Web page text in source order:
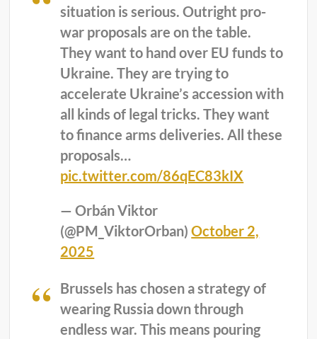
situation is serious. Outright pro-
war proposals are on the table.
They want to hand over EU funds to
Ukraine. They are trying to
accelerate Ukraine’s accession with
all kinds of legal tricks. They want
to finance arms deliveries. All these
proposals…
pic.twitter.com/86qEC83kIX
— Orbán Viktor
(@PM_ViktorOrban)October 2,
2025
Brussels has chosen a strategy of
wearing Russia down through
endless war. This means pouring